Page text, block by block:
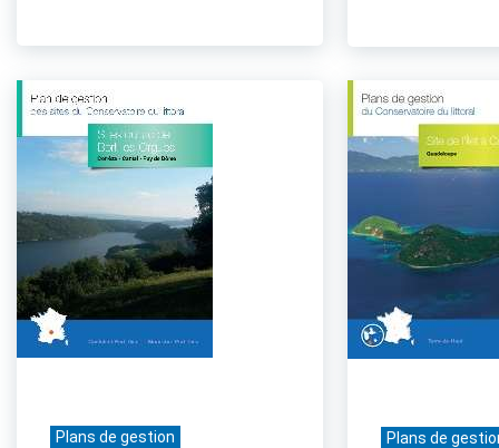
Plans de gestion Plans de